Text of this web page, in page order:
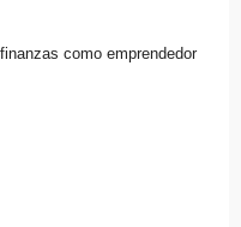
como emprendedor